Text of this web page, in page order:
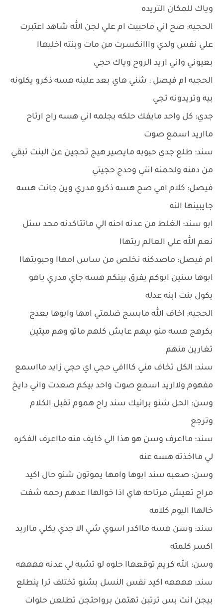
وياك للمكان التريده
الحجيه: صح اني ماحبيت ام علي لجن الله شاهد اعتبرت
علي نفس ولدي وااانكسرت من مات وبنته اخليهاا
بعيوني واني اريد الروح وياك حجي
الحجيه ام فيصل : شني هاي بعد علينه هسه ذكرو يكلونه
بيه وتريدونه تجي
جدي: كل واحد مايفك حلكه بجلمه اني هسه راح ارتاح
مااريد اسمع صوت
سند: طلع جدي حبوبه مايصير هيج تحجين عن البنت تبقي
من دمنه ولحمنه انتي وحدج حجيتي
فيصل: كلام امي صح هسه ذكرو مدري وين جانت هسه
جايبينها النه
ابو سند: الغلط من عدنه احنه الي ماتتاكدنه محد سئل
نعم الله علي العالم ربتهاا
ام فيصل: ماصدكنه نخلص من ساس امهاا وحبوبتهاا
ابوها سنين ابوكم يفرق بينكم هسه جاي مدري ياهو
يكول بنت ابنه عدله
الحجيه: اخاف الله مابسج ضلمتي امها وابوها بعدج
بكرهج هسه منو بيهم عايش كلهم ماتو وهم ميتين
تغارين منهم
سند: الكل تخاف مني كااافي حجي اي حجي زايد مااسمع
مفهوم ولااريد اسمع صوت واحد بيكم صعدت واني دايخ
وسن: الحل شنو برائيك سند راح هموم تقبل الكلام
وترجع
سند: مااعرف وسن هو هذا الي خايف منه مااعرف الفكره
لي مااخذته هسه عنه
وسن: صعبه سند ابوها وامها يموتون شنو حال اكيد
مراح تعيش مرتاحه هاي اذا خوالهاا عدهم رحمه شفت
خالهاا اليوم كلامه
سند: وسن هسه مااكدر اسوي شي الا جدي يكلي مااريد
اكسر كلمته
وسن: الله كريم توقعهاا حلوه لو تشبه لي عدنه ههههه
سند: ههههه اكيد نفس النسل بشنو تختلف ترا ينطلع
بيجن انت بس ترتبن تهتمن برواحتجن تطلعن حلوات